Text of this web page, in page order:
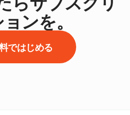
ンを。
ではじめる